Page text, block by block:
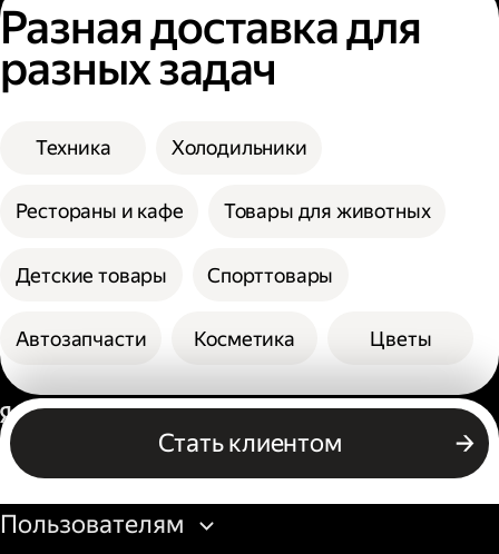
Разная доставка для
разных задач
Техника Холодильники
Рестораны и кафе Товары для животных
Детские товары Спорттовары
Автозапчасти Косметика Цветы
Стать клиентом
Россия
Бизнесу
Пользователям